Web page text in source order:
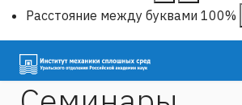
Расстояние между буквами 100%